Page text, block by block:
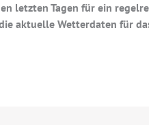
letzten Tagen für ein
aktuelle Wetterdaten für